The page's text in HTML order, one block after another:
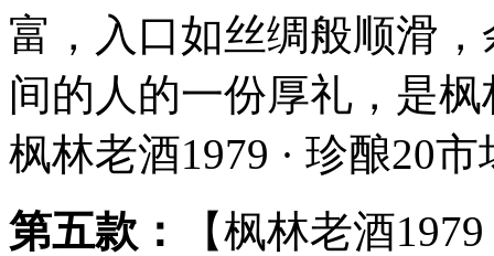
富，入口如丝绸般顺滑
间的人的一份厚礼，是
枫林老酒1979 · 珍酿20
第五款：
【枫林老酒